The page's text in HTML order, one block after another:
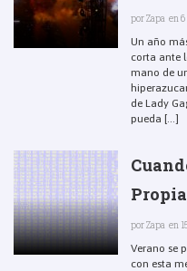
porZapa en 6
Un año
corta ante
mano de
de Lady
pueda [...]
porZapa en
Verano se
con esta